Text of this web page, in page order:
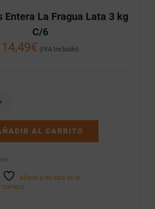
Entera La Fragua Lata 3 kg
C/6
14,49€ (IVA Incluido)
AL CARRITO
Añadir a mi lista de la
compra